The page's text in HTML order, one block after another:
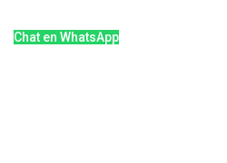
Chat en WhatsApp